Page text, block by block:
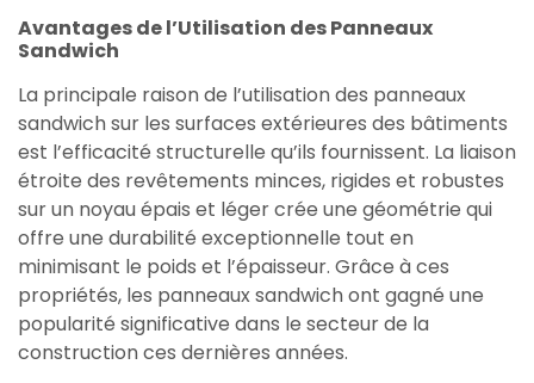
Avantages de l’Utilisation des Panneaux
Sandwich
La principale raison de l’utilisation des panneaux
sandwich sur les surfaces extérieures des bâtiments
est l’efficacité structurelle qu’ils fournissent. La liaison
étroite des revêtements minces, rigides et robustes
sur un noyau épais et léger crée une géométrie qui
offre une durabilité exceptionnelle tout en
minimisant le poids et l’épaisseur. Grâce à ces
propriétés, les panneaux sandwich ont gagné une
popularité significative dans le secteur de la
construction ces dernières années.